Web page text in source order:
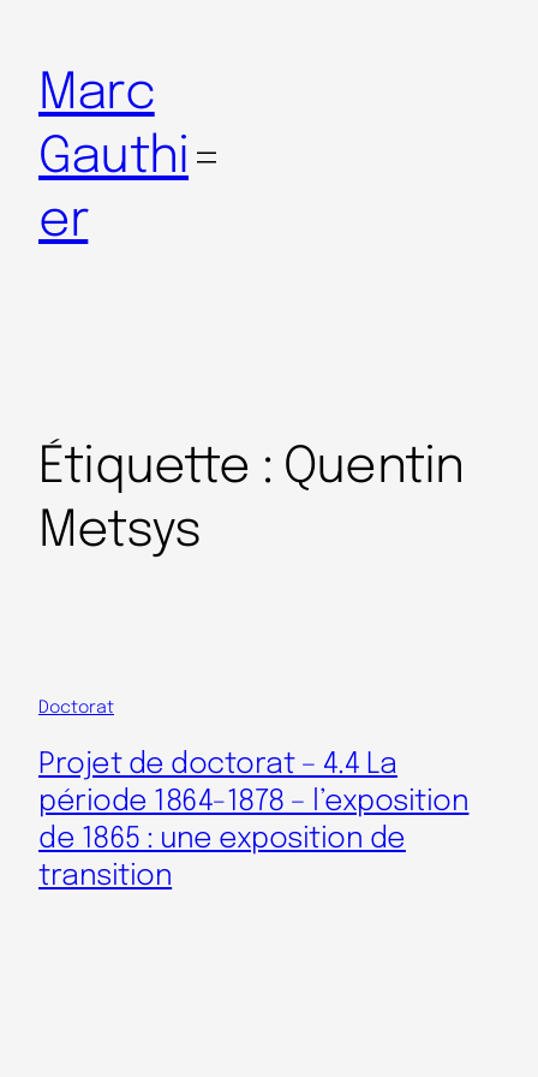
Marc
Gauthi
er
Étiquette : Quentin
Metsys
Doctorat
Projet de doctorat – 4.4 La
période 1864-1878 – l’exposition
de 1865 : une exposition de
transition